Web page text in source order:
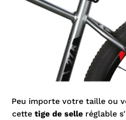
Peu importe votre taille ou
cette tige de selleréglable